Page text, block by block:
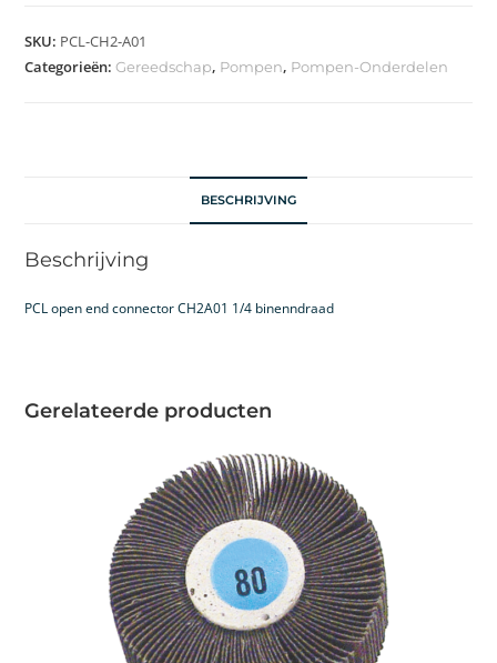
SKU: PCL-CH2-A01
Categorieën:Gereedschap, Pompen, Pompen-Onderdelen
BESCHRIJVING
Beschrijving
PCL open end connector CH2A01 1/4 binenndraad
Gerelateerde producten